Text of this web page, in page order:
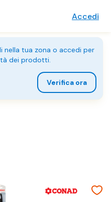
Accedi
nella tua zona o accedi per
dei prodotti.
Verifica ora